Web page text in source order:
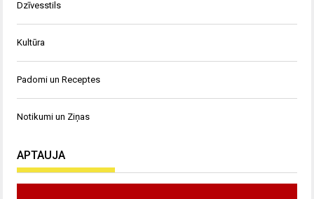
Dzīvesstils
Kultūra
Padomi un Receptes
Notikumi un Ziņas
APTAUJA